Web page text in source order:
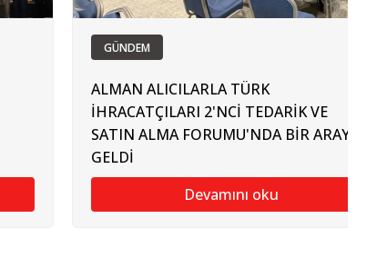
GÜNDEM
ALMAN ALICILARLA TÜRK
İHRACATÇILARI 2'NCİ TEDARİK VE
SATIN ALMA FORUMU'NDA BİR ARAYA
GELDİ
Devamını oku